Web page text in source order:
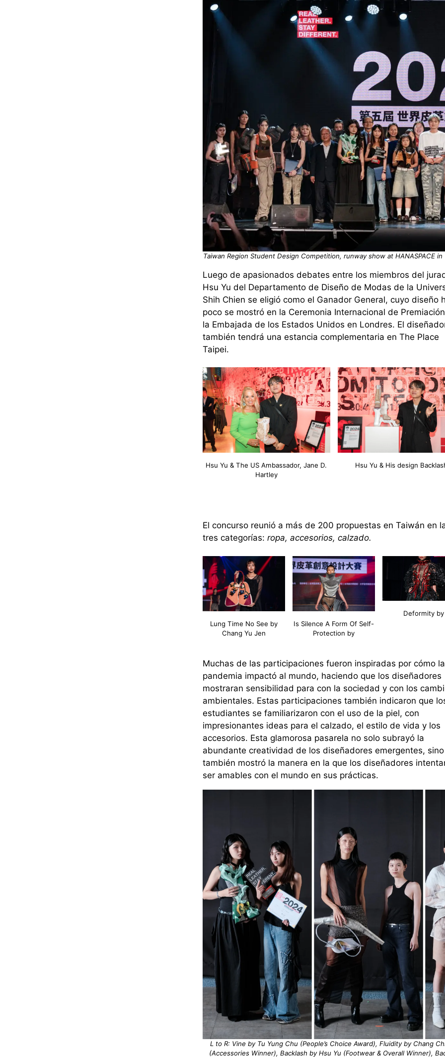
Taiwan Region Student Design Competition, runway show at HANASPACE in
Luego de apasionados debates entre los miembros del
Hsu Yu del Departamento de Diseño de Modas de la
Shih Chien se eligió como el Ganador General, cuyo diseño
poco se mostró en la Ceremonia Internacional de
la Embajada de los Estados Unidos en Londres. El di
también tendrá una estancia complementaria en The Place
Taipei.
Hsu Yu & The US Ambassador, Jane D.
Hartley
Hsu Yu & His design
El concurso reunió a más de 200 propuestas en Taiwán en
tres categorías: ropa, accesorios, calzado.
Lung Time No See by
Chang Yu Jen
Is Silence A Form Of Self-
Protection by
Deformity by
Muchas de las participaciones fueron inspiradas por cómo la
pandemia impactó al mundo, haciendo que los diseñadores
mostraran sensibilidad para con la sociedad y con los
ambientales. Estas participaciones también indicaron que
estudiantes se familiarizaron con el uso de la piel, con
impresionantes ideas para el calzado, el estilo de vida y los
accesorios. Esta glamorosa pasarela no solo subrayó la
abundante creatividad de los diseñadores emergentes,
también mostró la manera en la que los diseñadores
ser amables con el mundo en sus prácticas.
L to R: Vine by Tu Yung Chu (People’s Choice Award), Fluidity by Chang
(Accessories Winner), Backlash by Hsu Yu (Footwear & Overall Winner),